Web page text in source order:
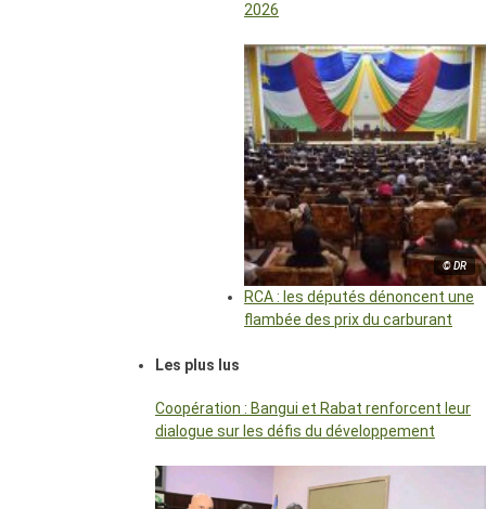
2026
© DR
RCA : les députés dénoncent une
flambée des prix du carburant
Les plus lus
Coopération : Bangui et Rabat renforcent leur
dialogue sur les défis du développement